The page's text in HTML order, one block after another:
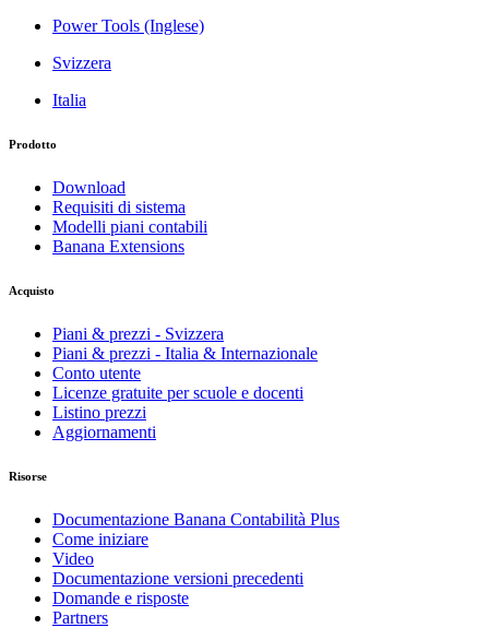
Power Tools (Inglese)
Svizzera
Italia
Prodotto
Download
Requisiti di sistema
Modelli piani contabili
Banana Extensions
Acquisto
Piani & prezzi - Svizzera
Piani & prezzi - Italia & Internazionale
Conto utente
Licenze gratuite per scuole e docenti
Listino prezzi
Aggiornamenti
Risorse
Documentazione Banana Contabilità Plus
Come iniziare
Video
Documentazione versioni precedenti
Domande e risposte
Partners